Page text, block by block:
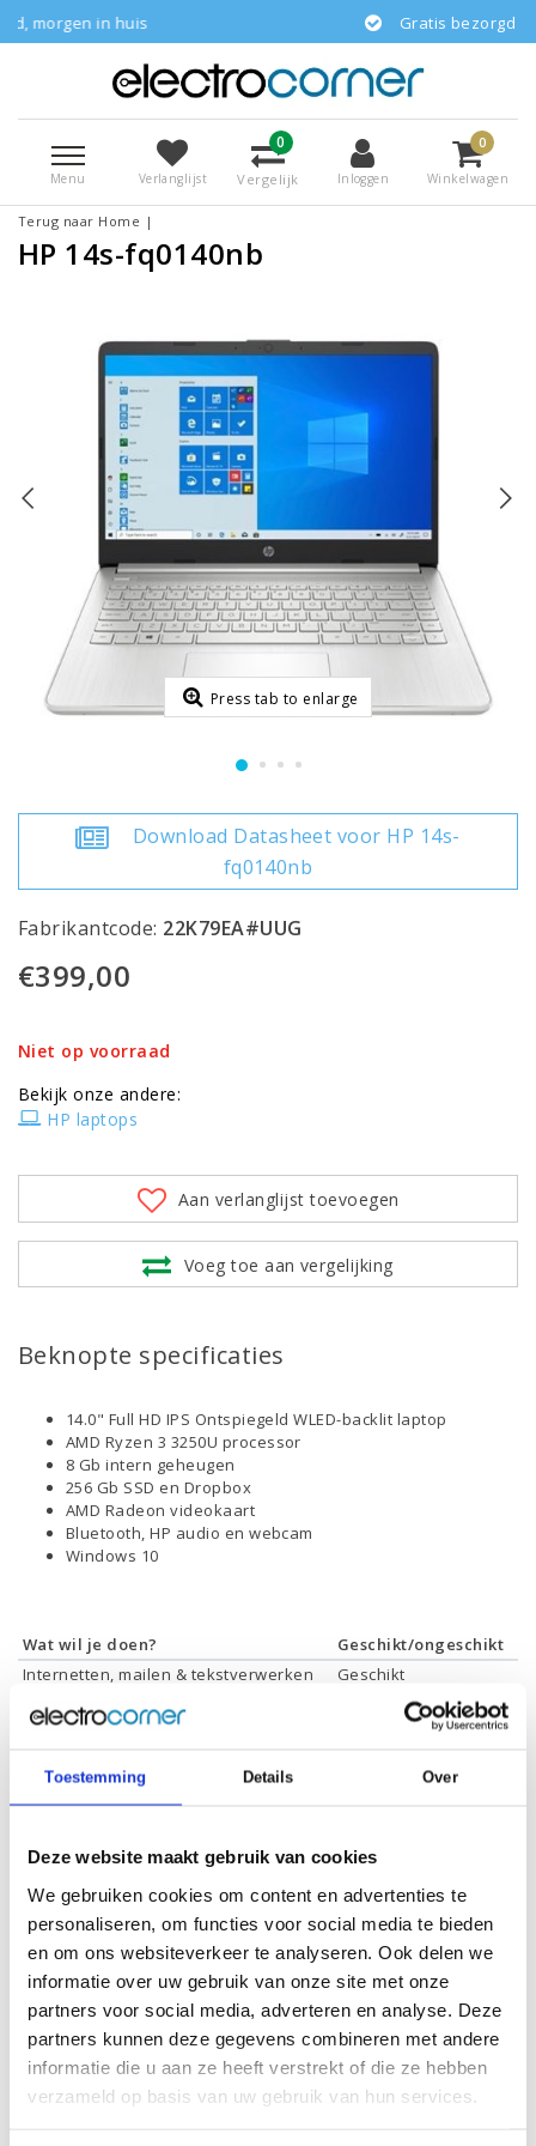
Toestemming Details Over
Deze website maakt gebruik van cookies
We gebruiken cookies om content en advertenties te
personaliseren, om functies voor social media te bieden
en om ons websiteverkeer te analyseren. Ook delen we
informatie over uw gebruik van onze site met onze
partners voor social media, adverteren en analyse. Deze
partners kunnen deze gegevens combineren met andere
informatie die u aan ze heeft verstrekt of die ze hebben
verzameld op basis van uw gebruik van hun services.
huis Gratis bezorgd
Menu Verlanglijst
0
Vergelijk Inloggen
0
Winkelwagen
Terug naar Home |
HP 14s-fq0140nb
Press tab to enlarge
Download Datasheet voor HP 14s-
fq0140nb
Fabrikantcode: 22K79EA#UUG
€399,00
Niet op voorraad
Bekijk onze andere:
HP laptops
Aan verlanglijst toevoegen
Voeg toe aan vergelijking
Beknopte specificaties
14.0" Full HD IPS Ontspiegeld WLED-backlit laptop
AMD Ryzen 3 3250U processor
8 Gb intern geheugen
256 Gb SSD en Dropbox
AMD Radeon videokaart
Bluetooth, HP audio en webcam
Windows 10
Wat wil je doen?
Geschikt/ongeschikt
Internetten, mailen & tekstverwerken
Geschikt
Films & series kijken
Geschikt
Foto's bewerken
Gamen
Ongeschikt
Specificaties
Schermdiagonaal:
14.0 inch (35,6 cm)
Scherm resolutie:
1920 x 1080 (Full HD)
Touchscreen:
-
Scherm reflectie:
Ontspiegeld